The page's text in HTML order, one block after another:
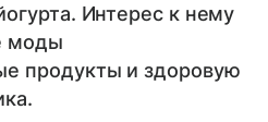
Интерес к нему
моды
продукты и здоровую